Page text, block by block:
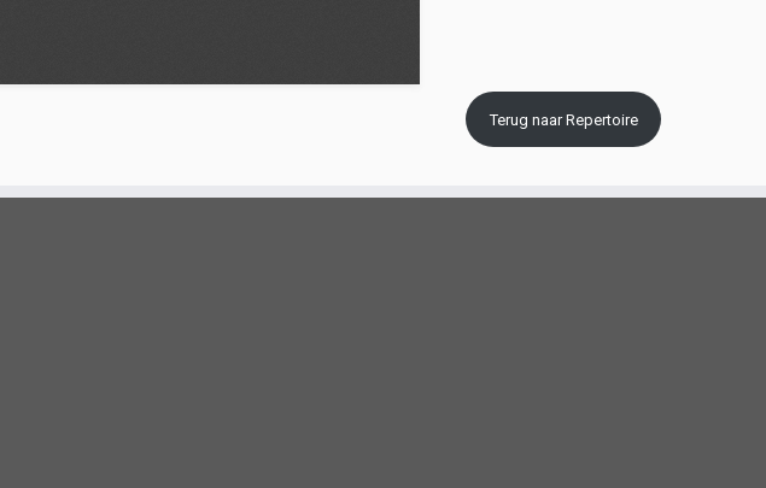
Terug naar Repertoire